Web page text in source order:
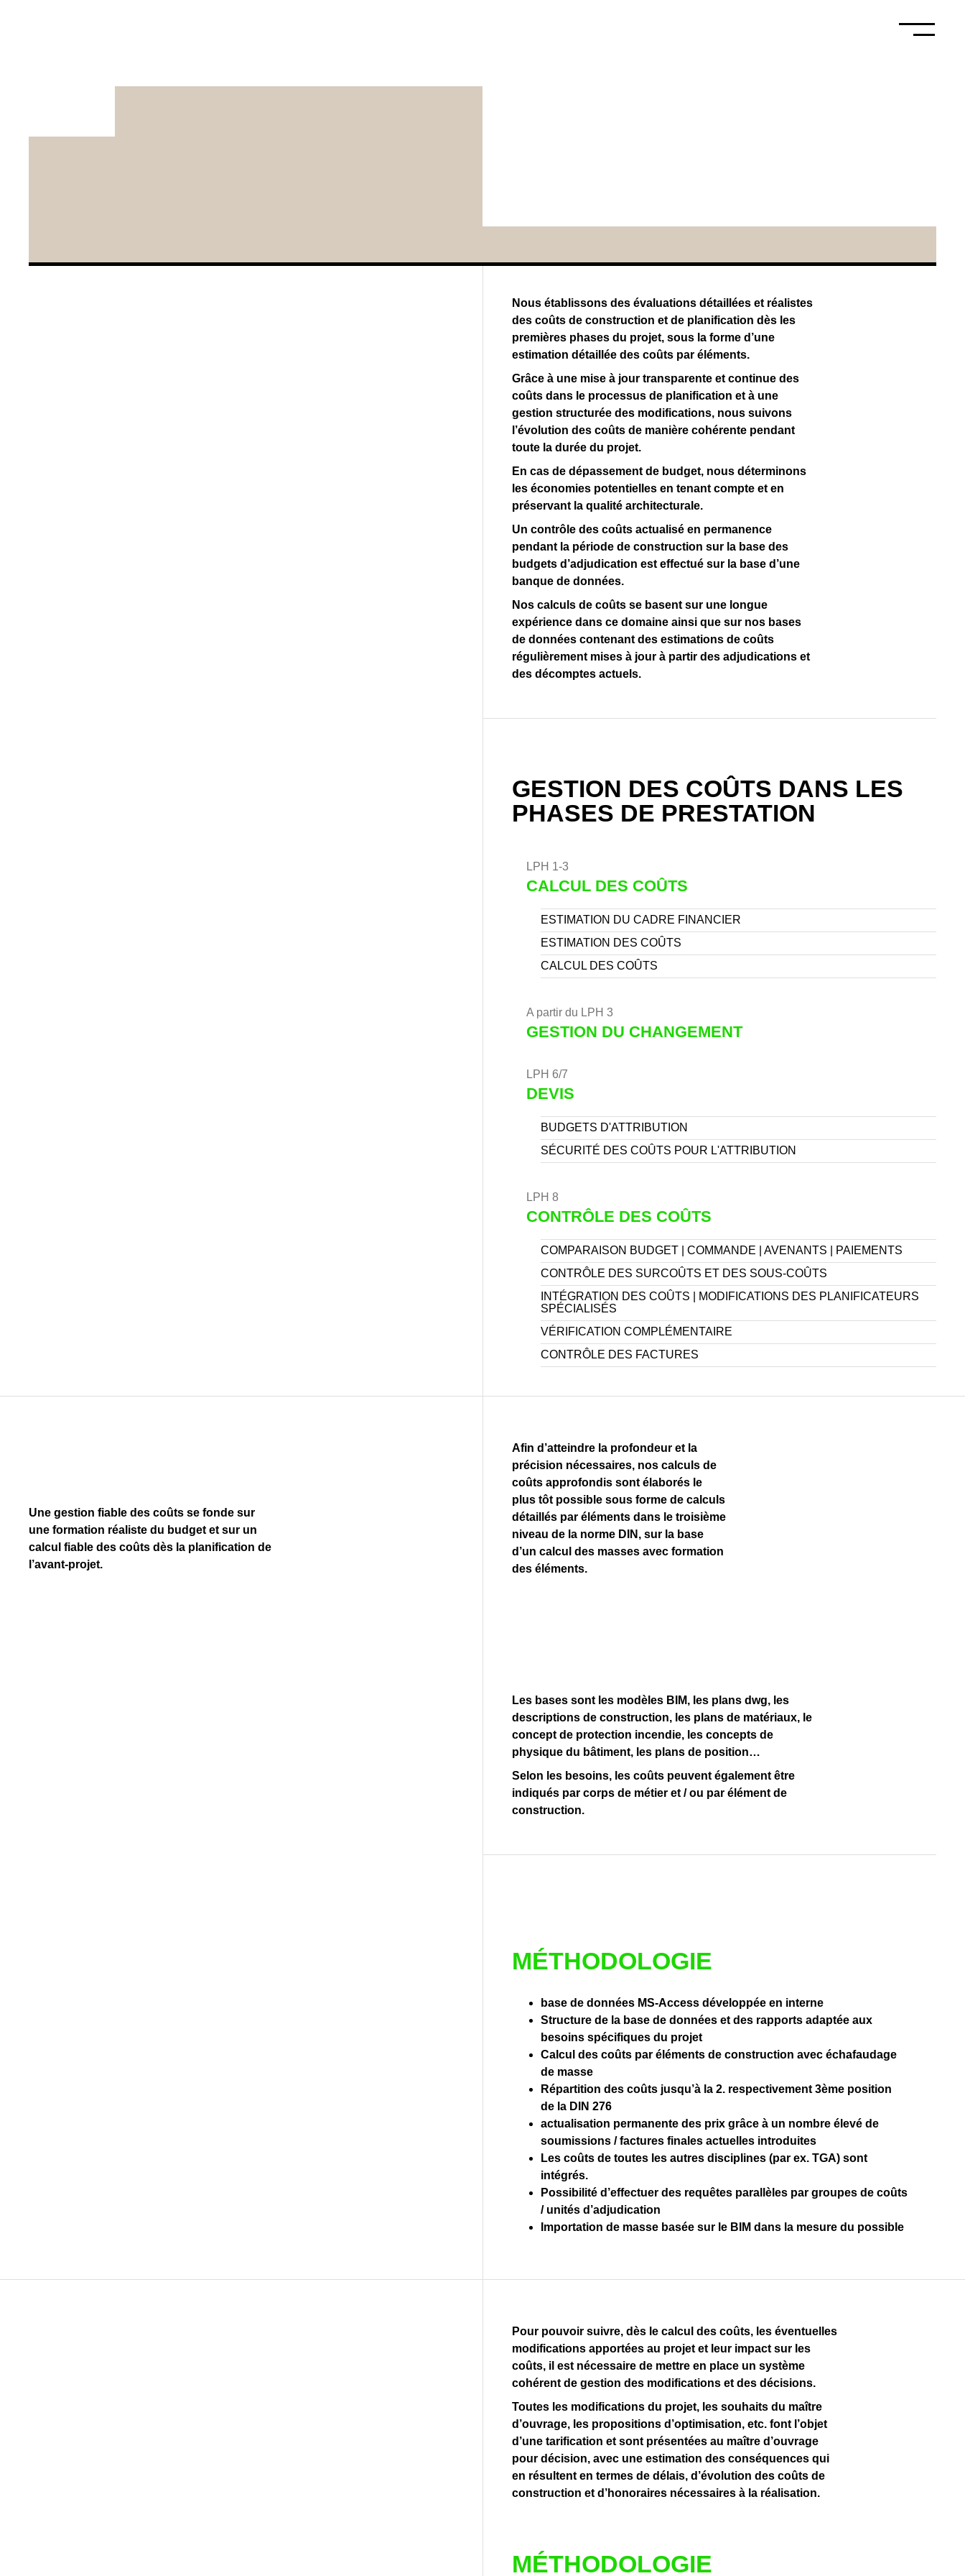
Nous établissons des évaluations détaillées et réalistes
des coûts de construction et de planification dès les
premières phases du projet, sous la forme d’une
estimation détaillée des coûts par éléments.
Grâce à une mise à jour transparente et continue des
coûts dans le processus de planification et à une
gestion structurée des modifications, nous suivons
l’évolution des coûts de manière cohérente pendant
toute la durée du projet.
En cas de dépassement de budget, nous déterminons
les économies potentielles en tenant compte et en
préservant la qualité architecturale.
Un contrôle des coûts actualisé en permanence
pendant la période de construction sur la base des
budgets d’adjudication est effectué sur la base d’une
banque de données.
Nos calculs de coûts se basent sur une longue
expérience dans ce domaine ainsi que sur nos bases
de données contenant des estimations de coûts
régulièrement mises à jour à partir des adjudications et
des décomptes actuels.
GESTION DES COÛTS DANS LES
PHASES DE PRESTATION
LPH 1-3
CALCUL DES COÛTS
ESTIMATION DU CADRE FINANCIER
ESTIMATION DES COÛTS
CALCUL DES COÛTS
A partir du LPH 3
GESTION DU CHANGEMENT
LPH 6/7
DEVIS
BUDGETS D'ATTRIBUTION
SÉCURITÉ DES COÛTS POUR L'ATTRIBUTION
LPH 8
CONTRÔLE DES COÛTS
COMPARAISON BUDGET | COMMANDE | AVENANTS | PAIEMENTS
CONTRÔLE DES SURCOÛTS ET DES SOUS-COÛTS
INTÉGRATION DES COÛTS | MODIFICATIONS DES PLANIFICATEURS
SPÉCIALISÉS
VÉRIFICATION COMPLÉMENTAIRE
CONTRÔLE DES FACTURES
Une gestion fiable des coûts se fonde sur
une formation réaliste du budget et sur un
calcul fiable des coûts dès la planification de
l’avant-projet.
Afin d’atteindre la profondeur et la
précision nécessaires, nos calculs de
coûts approfondis sont élaborés le
plus tôt possible sous forme de calculs
détaillés par éléments dans le troisième
niveau de la norme DIN, sur la base
d’un calcul des masses avec formation
des éléments.
Les bases sont les modèles BIM, les plans dwg, les
descriptions de construction, les plans de matériaux, le
concept de protection incendie, les concepts de
physique du bâtiment, les plans de position…
Selon les besoins, les coûts peuvent également être
indiqués par corps de métier et / ou par élément de
construction.
MÉTHODOLOGIE
base de données MS-Access développée en interne
Structure de la base de données et des rapports adaptée aux
besoins spécifiques du projet
Calcul des coûts par éléments de construction avec échafaudage
de masse
Répartition des coûts jusqu’à la 2. respectivement 3ème position
de la DIN 276
actualisation permanente des prix grâce à un nombre élevé de
soumissions / factures finales actuelles introduites
Les coûts de toutes les autres disciplines (par ex. TGA) sont
intégrés.
Possibilité d’effectuer des requêtes parallèles par groupes de coûts
/ unités d’adjudication
Importation de masse basée sur le BIM dans la mesure du possible
Pour pouvoir suivre, dès le calcul des coûts, les éventuelles
modifications apportées au projet et leur impact sur les
coûts, il est nécessaire de mettre en place un système
cohérent de gestion des modifications et des décisions.
Toutes les modifications du projet, les souhaits du maître
d’ouvrage, les propositions d’optimisation, etc. font l’objet
d’une tarification et sont présentées au maître d’ouvrage
pour décision, avec une estimation des conséquences qui
en résultent en termes de délais, d’évolution des coûts de
construction et d’honoraires nécessaires à la réalisation.
MÉTHODOLOGIE